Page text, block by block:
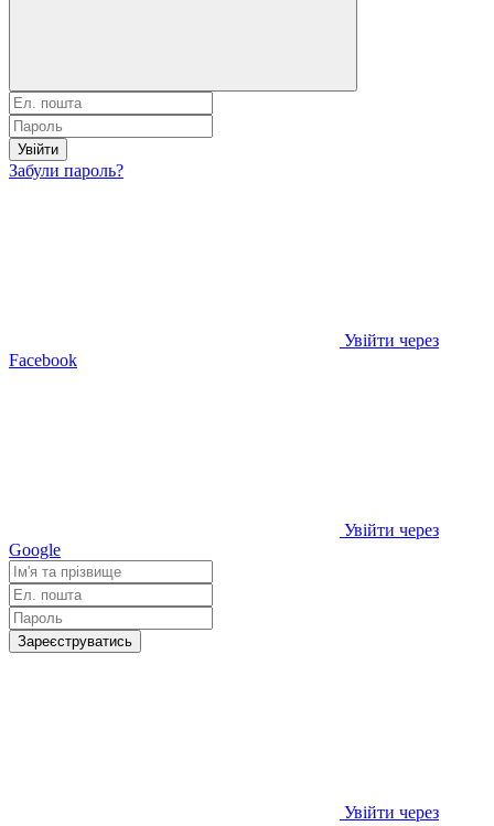
Увійти
Забули пароль?
Увійти через
Facebook
Увійти через
Google
Зареєструватись
Увійти через